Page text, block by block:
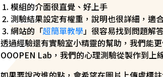
模組的介面很直覺、好上手
測驗結果設定有權重，說明也很詳細，適
網站的「超簡單教學」很容易找到問題解
透過經驗還有實驗室小精靈的幫助，我們能
OOOPEN Lab，我們的心理測驗從製作到上